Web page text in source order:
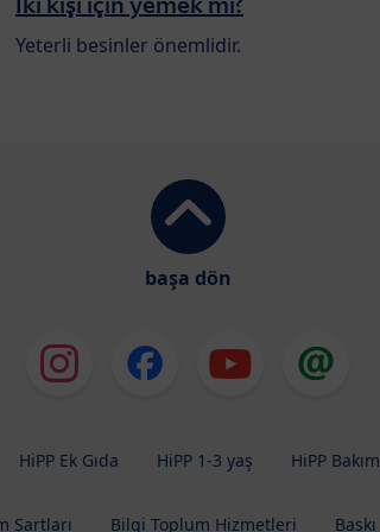
Yeterli besinler önemlidir.
başa dön
HiPP Ek Gıda HiPP 1-3 yaş HiPP Bakım
Şartları Bilgi Toplum Hizmetleri Baskı